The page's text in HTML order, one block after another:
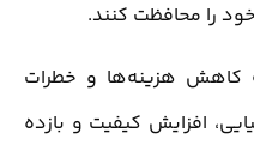
را محافظت کنند.
کاهش هزینه‌ها و خطرات
افزایش کیفیت و بازده